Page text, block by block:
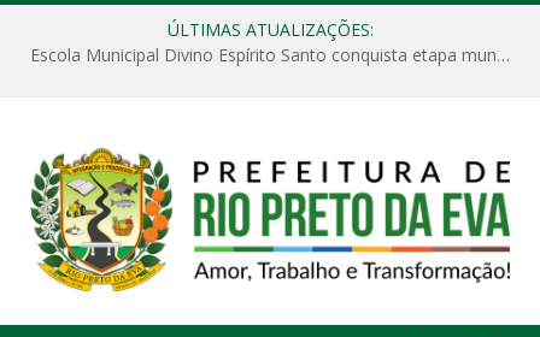
ÚLTIMAS ATUALIZAÇÕES:
Escola Municipal Divino Espírito Santo conquista etapa municipal da V Feira Amazonense de Matemática